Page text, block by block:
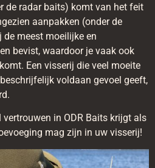
de radar baits) komt van het feit
aanpakken (onder de
de meest moeilijke en
bevist, waardoor je vaak ook
Een visserij die veel moeite
voldaan gevoel geeft,
in ODR Baits krijgt als
mag zijn in uw visserij!